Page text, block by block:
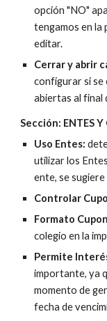
opción "NO"
tengamos en la
editar.
Cerrar y abrir
configurar si se
abiertas al final
Sección: ENTES Y
Uso Entes:
utilizar los
ente, se
Controlar
Formato
colegio en la
Permite
importante, ya
momento de
fecha de